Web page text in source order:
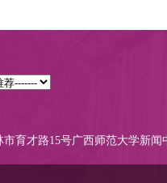
市育才路15号广西师范大学新闻